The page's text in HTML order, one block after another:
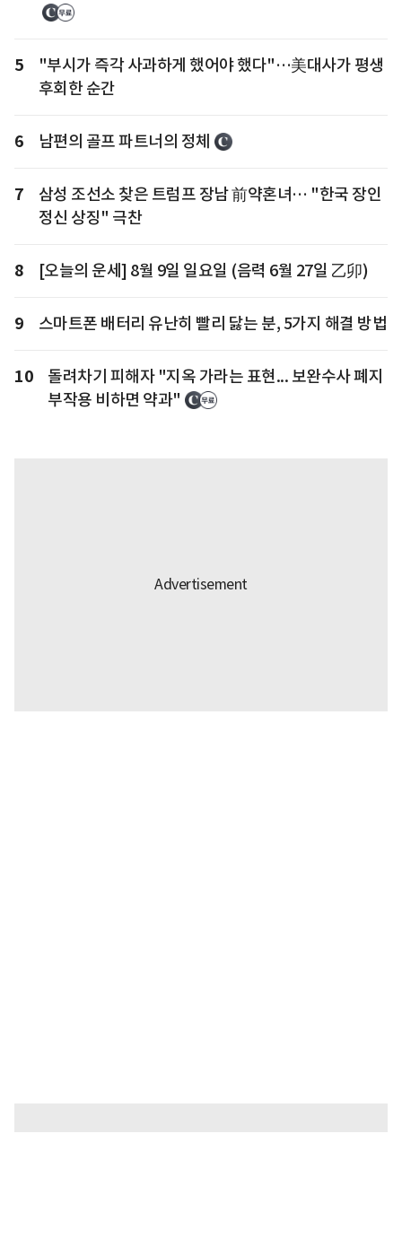
5
"부시가 즉각 사과하게 했어야 했다"…美대사가 평생
후회한 순간
6 남편의 골프 파트너의 정체
7
삼성 조선소 찾은 트럼프 장남 前약혼녀… "한국 장인
정신 상징" 극찬
8 [오늘의 운세] 8월 9일 일요일 (음력 6월 27일 乙卯)
9 스마트폰 배터리 유난히 빨리 닳는 분, 5가지 해결 방법
10
돌려차기 피해자 "지옥 가라는 표현... 보완수사 폐지
부작용 비하면 약과"